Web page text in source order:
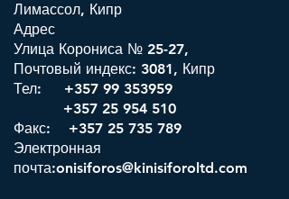
Лимассол, Кипр
Адрес
Улица Корониса № 25-27,
Почтовый индекс: 3081, Кипр
Тел: +357 99 353959
+357 25 954 510
Факс: +357 25 735 789
Электронная
почта:onisiforos@kinisiforoltd.com